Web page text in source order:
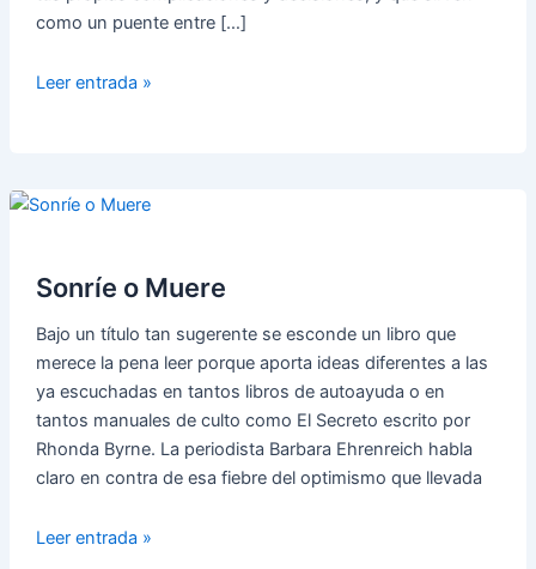
como un puente entre […]
5
para
tus
problemas
Leer entrada »
Sonríe o Muere
Bajo un título tan sugerente se esconde un libro que
merece la pena leer porque aporta ideas diferentes a las
ya escuchadas en tantos libros de autoayuda o en
tantos manuales de culto como El Secreto escrito por
Rhonda Byrne. La periodista Barbara Ehrenreich habla
claro en contra de esa fiebre del optimismo que llevada
Sonríe
Leer entrada »